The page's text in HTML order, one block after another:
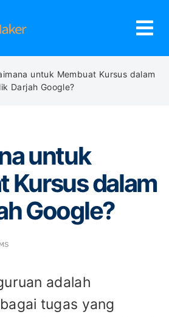
untuk Membuat Kursus dalam
Darjah Google?
untuk
Kursus dalam
Google?
adalah
tugas yang